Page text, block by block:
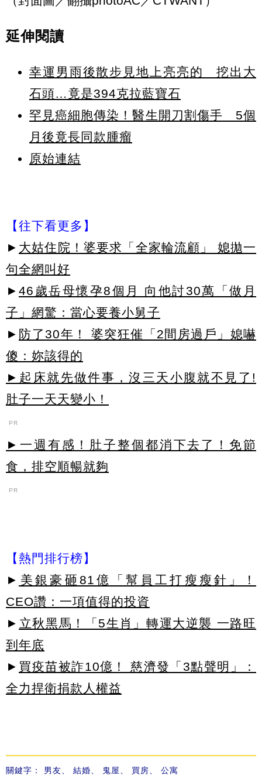
延伸閱讀
幸運男雨後散步見地上亮亮的 挖出大
石頭…竟是394克拉藍寶石
罕見癌細胞傳染！醫生開刀割傷手 5個
月後竟長同款腫瘤
原始連結
【往下看更多】
► 大姑住院！婆要求「全家輪流顧」 媳拋一
句全網叫好
► 46歲岳母懷孕8個月 向他討30萬「做月
子」網驚：當心要養小舅子
► 防了30年！ 婆突狂催「2間房過戶」媳嚇
傻：妳該得的
►起床就先做件事，沒三天小腹就不見了!
肚子一天天變小！
PR
►一週有感！肚子整個都消下去了！免節
食，排空順暢就夠
PR
【熱門排行榜】
► 美銀豪砸81億「幫員工打瘦瘦針」！
CEO讚：一項值得的投資
► 立秋黑馬！「5生肖」轉運大逆襲 一路旺
到年底
► 買疫苗被詐10億！ 慈濟發「3點聲明」：
全力捍衛捐款人權益
關鍵字： 男友 結婚 鬼屋 買房 公寓